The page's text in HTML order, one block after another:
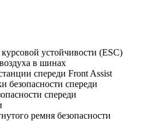
устойчивости (ESC)
в шинах
спереди Front Assist
безопасности спереди
спереди
ремня безопасности